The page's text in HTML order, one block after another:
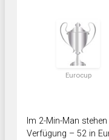
Eurocup
Im 2-Min-Man
Verfügung – 52 in